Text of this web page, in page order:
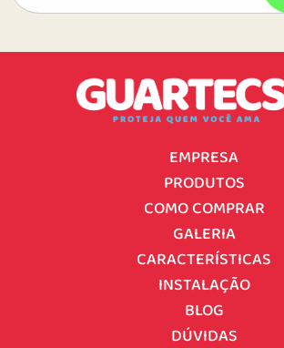
EMPRESA
PRODUTOS
COMO COMPRAR
GALERIA
CARACTERÍSTICAS
INSTALAÇÃO
BLOG
DÚVIDAS